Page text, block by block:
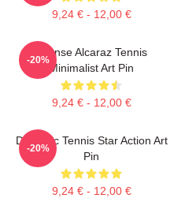
9,24 € - 12,00 €
Intense Alcaraz Tennis
Minimalist Art Pin
9,24 € - 12,00 €
-20%
Dynamic Tennis Star Action Art
Pin
9,24 € - 12,00 €
-20%